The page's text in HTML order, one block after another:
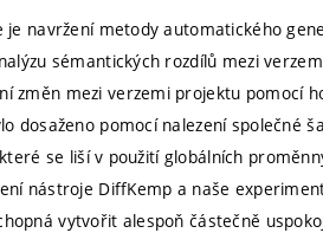
navržení metody automatického
sémantických rozdílů mezi
změn mezi verzemi projektu pomocí
dosaženo pomocí nalezení společné
se liší v použití globálních
nástroje DiffKemp a naše
vytvořit alespoň částečně